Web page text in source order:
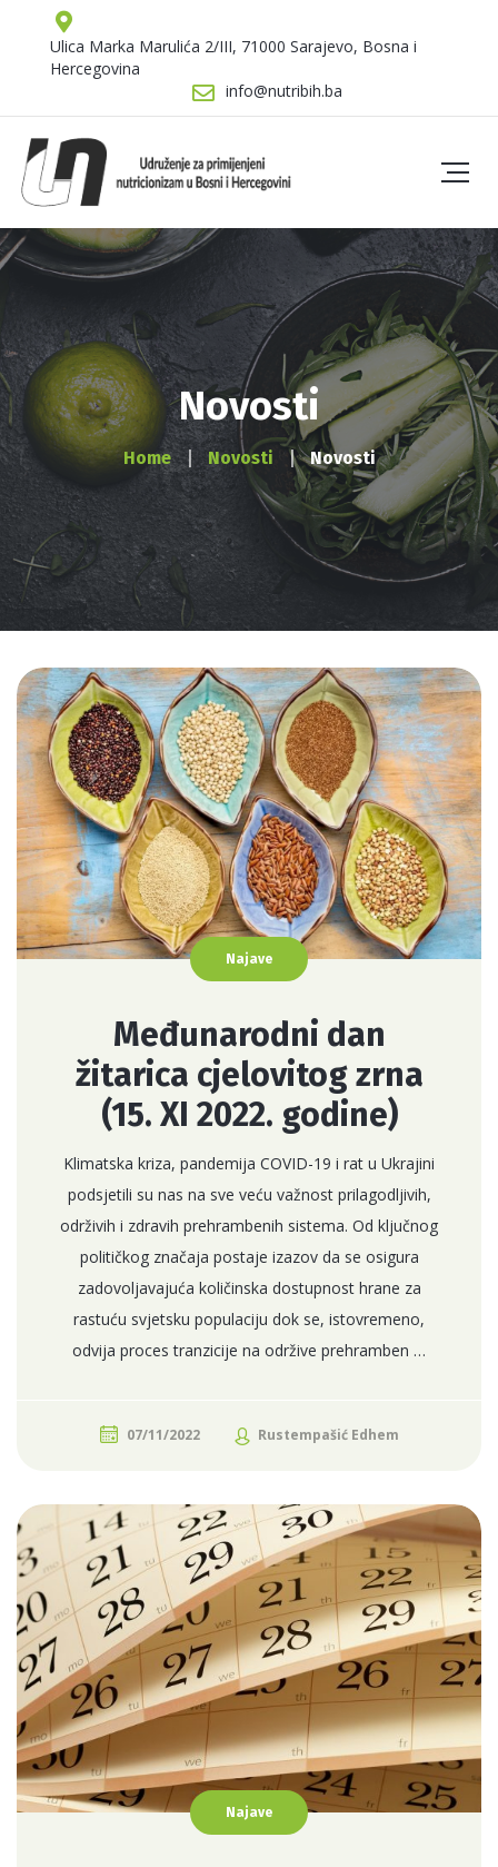
Ulica Marka Marulića 2/III, 71000 Sarajevo, Bosna i
Hercegovina
info@nutribih.ba
Novosti
Home Novosti Novosti
Najave
Međunarodni dan
žitarica cjelovitog zrna
(15. XI 2022. godine)
Klimatska kriza, pandemija COVID-19 i rat u Ukrajini
podsjetili su nas na sve veću važnost prilagodljivih,
održivih i zdravih prehrambenih sistema. Od ključnog
političkog značaja postaje izazov da se osigura
zadovoljavajuća količinska dostupnost hrane za
rastuću svjetsku populaciju dok se, istovremeno,
odvija proces tranzicije na održive prehramben …
07/11/2022 Rustempašić Edhem
Najave